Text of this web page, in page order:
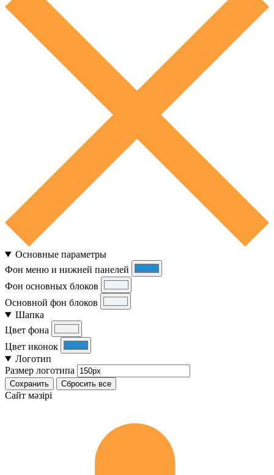
Основные параметры
Фон меню и нижней панелей
Фон основных блоков
Основной фон блоков
Шапка
Цвет фона
Цвет иконок
Логотип
Размер логотипа
Сохранить Сбросить все
Cайт мәзірі